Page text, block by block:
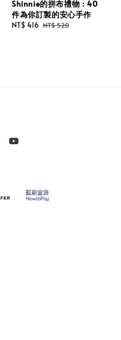
Shinnie的拼布禮物 : 40
件為你訂製的安心手作
Sale
NT$ 416 Regular
NT$ 520